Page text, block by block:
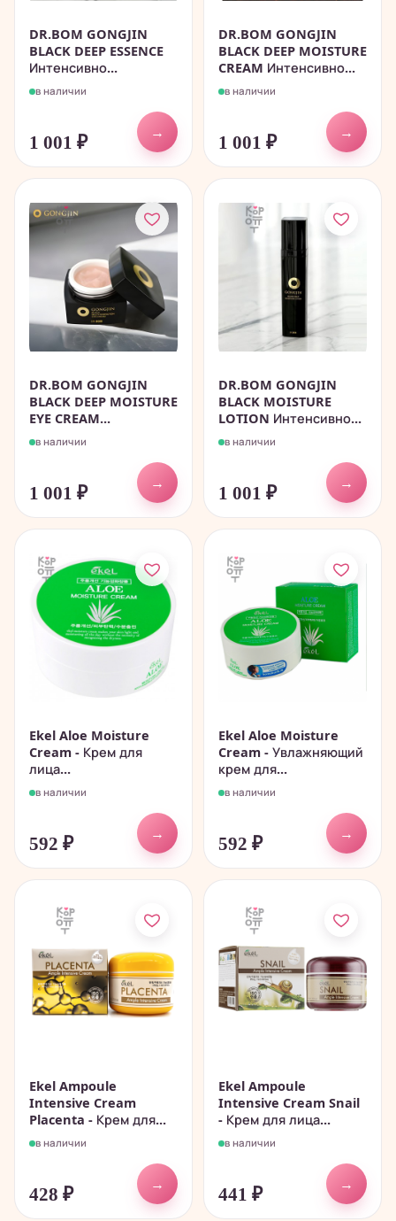
DR.BOM GONGJIN
BLACK DEEP ESSENCE
Интенсивно...
в наличии
1 001 ₽
→
DR.BOM GONGJIN
BLACK DEEP MOISTURE
CREAM Интенсивно...
в наличии
1 001 ₽
→
DR.BOM GONGJIN
BLACK DEEP MOISTURE
EYE CREAM...
в наличии
1 001 ₽
→
DR.BOM GONGJIN
BLACK MOISTURE
LOTION Интенсивно...
в наличии
1 001 ₽
→
Ekel Aloe Moisture
Cream - Крем для
лица...
в наличии
592 ₽
→
Ekel Aloe Moisture
Cream - Увлажняющий
крем для...
в наличии
592 ₽
→
Ekel Ampoule
Intensive Cream
Placenta - Крем для...
в наличии
428 ₽
→
Ekel Ampoule
Intensive Cream Snail
- Крем для лица...
в наличии
441 ₽
→